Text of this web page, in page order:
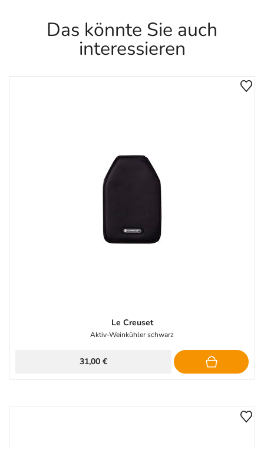
Das könnte Sie auch
interessieren
Le Creuset
Aktiv-Weinkühler schwarz
31,00 €